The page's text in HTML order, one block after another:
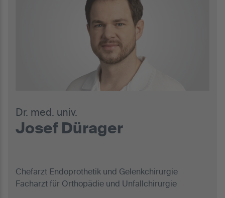
Dr. med. univ.
Josef Dürager
Chefarzt Endoprothetik und Gelenkchirurgie
Facharzt für Orthopädie und Unfallchirurgie